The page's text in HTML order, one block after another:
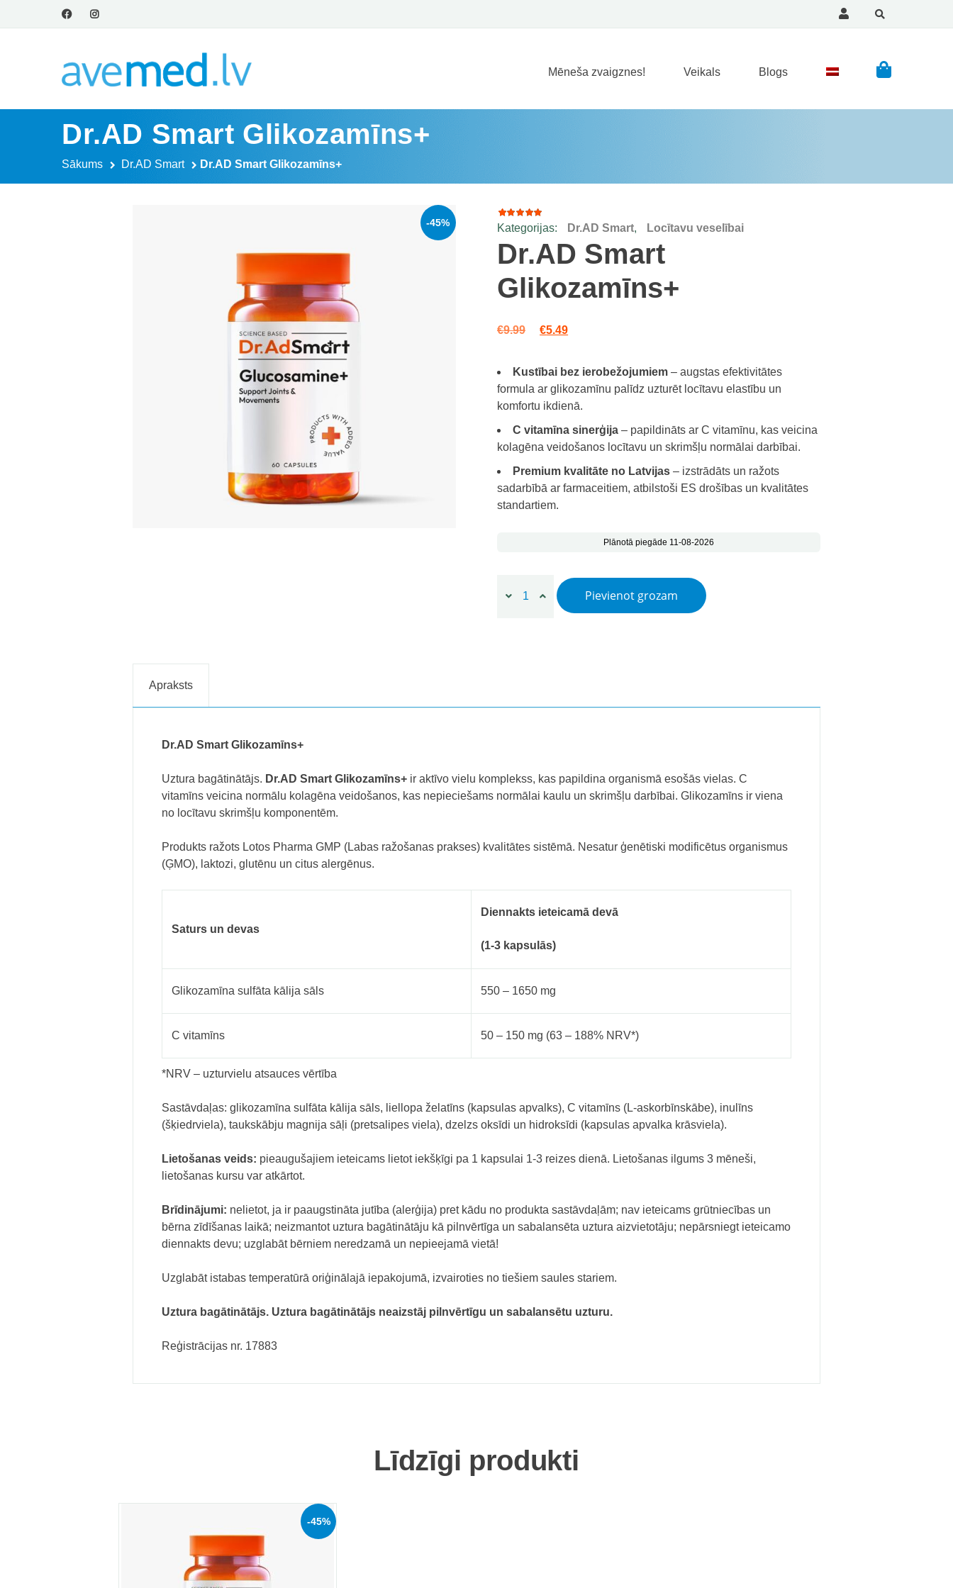
Mēneša zvaigznes! Veikals Blogs
Dr.AD Smart Glikozamīns+
Sākums Dr.AD Smart Dr.AD Smart Glikozamīns+
-45%
Rated
5.00
out
of 5
based
on
1
customer
rating
Kategorijas: Dr.AD Smart, Locītavu veselībai
Dr.AD Smart
Glikozamīns+
€9.99 Original price was: €9.99.
€5.49Current price is: €5.49.
Kustībai bez ierobežojumiem – augstas efektivitātes
formula ar glikozamīnu palīdz uzturēt locītavu elastību un
komfortu ikdienā.
C vitamīna sinerģija – papildināts ar C vitamīnu, kas veicina
kolagēna veidošanos locītavu un skrimšļu normālai darbībai.
Premium kvalitāte no Latvijas – izstrādāts un ražots
sadarbībā ar farmaceitiem, atbilstoši ES drošības un kvalitātes
standartiem.
Plānotā piegāde 11-08-2026
Dr.AD Smart Glikozamīns+ quantity
Pievienot grozam
Apraksts
Dr.AD Smart Glikozamīns+
Uztura bagātinātājs. Dr.AD Smart Glikozamīns+ ir aktīvo vielu komplekss, kas papildina organismā esošās vielas. C
vitamīns veicina normālu kolagēna veidošanos, kas nepieciešams normālai kaulu un skrimšļu darbībai. Glikozamīns ir viena
no locītavu skrimšļu komponentēm.
Produkts ražots Lotos Pharma GMP (Labas ražošanas prakses) kvalitātes sistēmā. Nesatur ģenētiski modificētus organismus
(ĢMO), laktozi, glutēnu un citus alergēnus.
Saturs un devas
Diennakts ieteicamā devā
(1-3 kapsulās)
Glikozamīna sulfāta kālija sāls 550 – 1650 mg
C vitamīns 50 – 150 mg (63 – 188% NRV*)
*NRV – uzturvielu atsauces vērtība
Sastāvdaļas: glikozamīna sulfāta kālija sāls, liellopa želatīns (kapsulas apvalks), C vitamīns (L-askorbīnskābe), inulīns
(šķiedrviela), taukskābju magnija sāļi (pretsalipes viela), dzelzs oksīdi un hidroksīdi (kapsulas apvalka krāsviela).
Lietošanas veids: pieaugušajiem ieteicams lietot iekšķīgi pa 1 kapsulai 1-3 reizes dienā. Lietošanas ilgums 3 mēneši,
lietošanas kursu var atkārtot.
Brīdinājumi: nelietot, ja ir paaugstināta jutība (alerģija) pret kādu no produkta sastāvdaļām; nav ieteicams grūtniecības un
bērna zīdīšanas laikā; neizmantot uztura bagātinātāju kā pilnvērtīga un sabalansēta uztura aizvietotāju; nepārsniegt ieteicamo
diennakts devu; uzglabāt bērniem neredzamā un nepieejamā vietā!
Uzglabāt istabas temperatūrā oriģinālajā iepakojumā, izvairoties no tiešiem saules stariem.
Uztura bagātinātājs. Uztura bagātinātājs neaizstāj pilnvērtīgu un sabalansētu uzturu.
Reģistrācijas nr. 17883
Līdzīgi produkti
-45%